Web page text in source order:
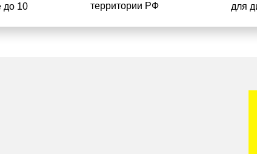
территории РФ
до 10
для